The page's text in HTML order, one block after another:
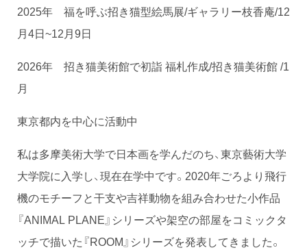
2025年 福を呼ぶ招き猫型絵馬展/ギャラリー枝香庵/12
月4日~12月9日
2026年 招き猫美術館で初詣 福札作成/招き猫美術館 /1
月
東京都内を中心に活動中
私は多摩美術大学で日本画を学んだのち、東京藝術大学
大学院に入学し、現在在学中です。2020年ごろより飛行
機のモチーフと干支や吉祥動物を組み合わせた小作品
『ANIMAL PLANE』シリーズや架空の部屋をコミックタ
ッチで描いた『ROOM』シリーズを発表してきました。